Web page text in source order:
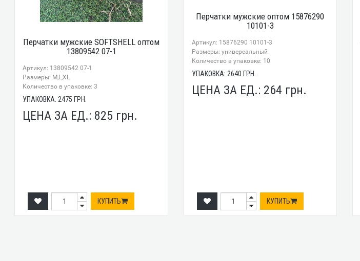
Перчатки мужские SOFTSHELL оптом
13809542 07-1
Артикул: 13809542 07-1
Размеры: M,L,XL
Количество в упаковке: 3
УПАКОВКА: 2475ГРН.
ЦЕНА ЗА ЕД.: 825 грн.
КУПИТЬ
Перчатки мужские оптом 15876290
10101-3
Артикул: 15876290 10101-3
Размеры: универсальный
Количество в упаковке: 10
УПАКОВКА: 2640 ГРН.
ЦЕНА ЗА ЕД.: 264 грн.
КУПИТЬ